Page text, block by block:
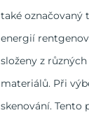
také označovaný
energií
složeny z
materiálů. Při
skenování. Tento